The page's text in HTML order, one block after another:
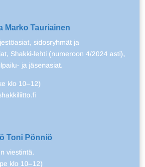
Marko Tauriainen
sidosryhmät ja
Shakki-lehti (numeroon 4/2024 asti),
ja jäsenasiat.
klo 10–12)
Toni Pönniö
viestintä.
klo 10–12)